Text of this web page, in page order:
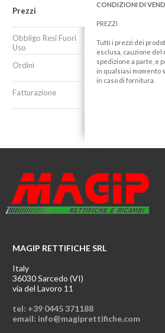
Prezzi
Obbligo Resi Fuori
Uso
Ordini
Fatturazione
CONDIZIONI DI
PREZZI
Tutti i prezzi dei
esclusa, cauzione del
spedizione a parte, e
in qualsiasi momento
in caso di fornitura.
MAGIP RETTIFICHE SRL
Italy
36030 Sarcedo (VI)
via del Lavoro 11
tel: +39 0445 371188
email: info@magiprettifiche.com